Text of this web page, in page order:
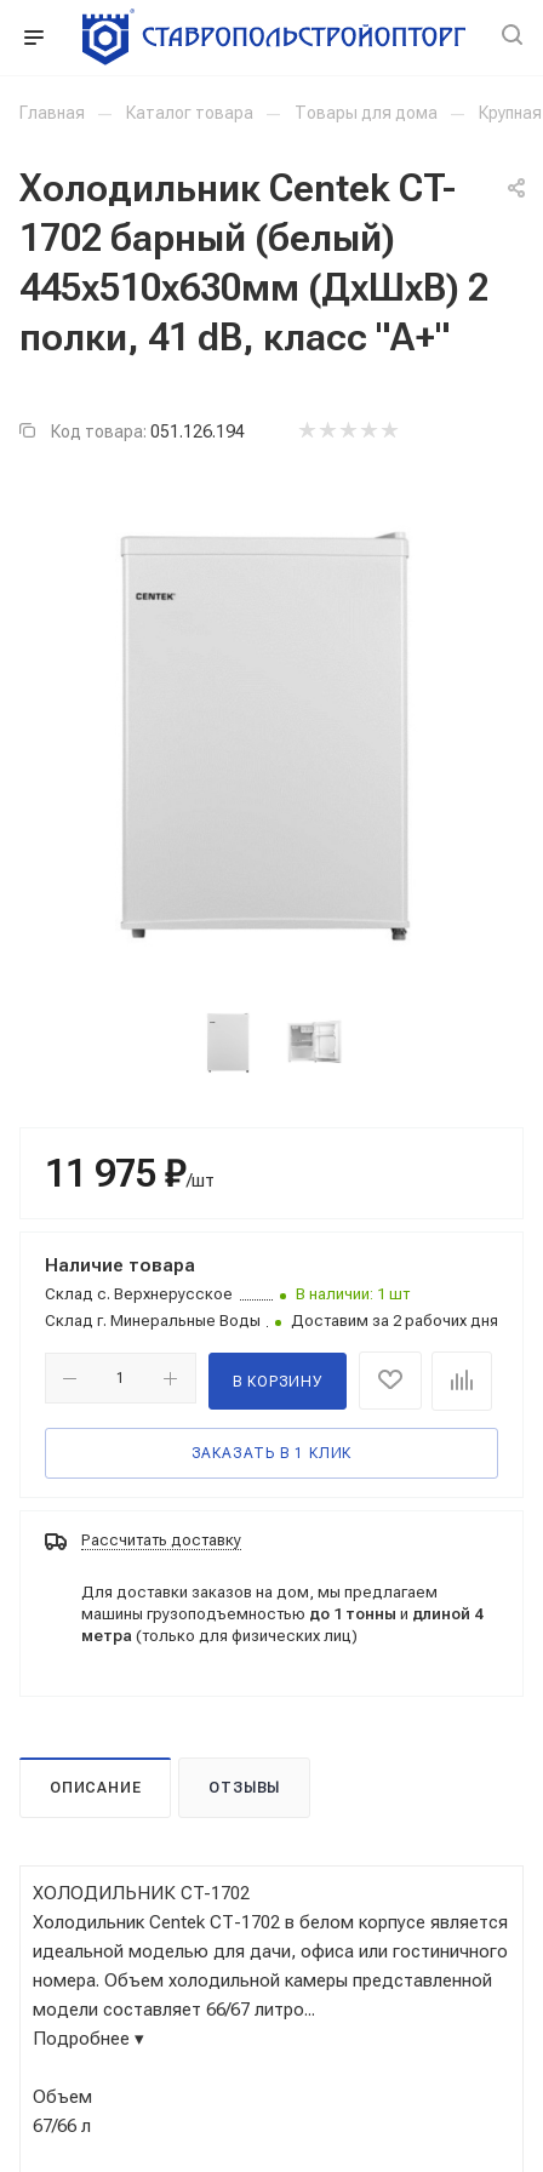
Главная — Каталог товара — Товары для дома —
Холодильник Centek CT-
1702 барный (белый)
445х510х630мм (ДхШхВ) 2
полки, 41 dB, класс "A+"
Код товара: 051.126.194
11 975 ₽/шт
Наличие товара
Склад с. Верхнерусское
В наличии: 1 шт
Склад г. Минеральные Воды Доставим за 2 рабочих дня
В КОРЗИНУ
ЗАКАЗАТЬ В 1 КЛИК
Рассчитать доставку
Для доставки заказов на дом, мы предлагаем
машины грузоподъемностью до 1 тонны и длиной 4
метра (только для физических лиц)
ОПИСАНИЕ ОТЗЫВЫ
ХОЛОДИЛЬНИК CT-1702
Холодильник Centek СТ-1702 в белом корпусе является
идеальной моделью для дачи, офиса или гостиничного
номера. Объем холодильной камеры представленной
модели составляет 66/67 литро...
Подробнее ▾
Объем
67/66 л